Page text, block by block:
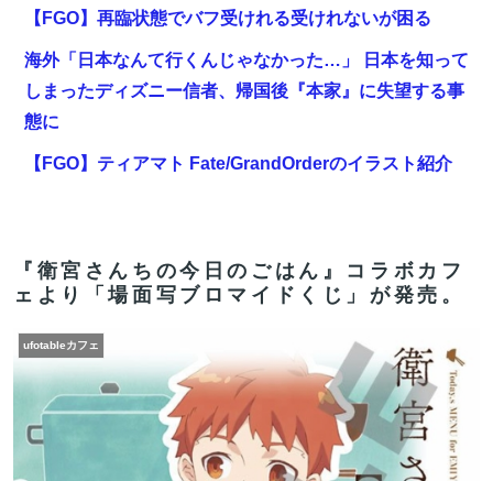
【FGO】再臨状態でバフ受けれる受けれないが困る
海外「日本なんて行くんじゃなかった…」 日本を知って
しまったディズニー信者、帰国後『本家』に失望する事
態に
【FGO】ティアマト Fate/GrandOrderのイラスト紹介
すわ」→お前がクレーマーだと大炎上
【FGO】グランドみんな金フォウいれてるもん？
【動画】競艇選手かわいすぎね？ ←くっそかわいいと
話題にｗｗｗ 【Pickup07092031】
【FGO】グランドみんな金フォウいれてるもん？
【FGO】再臨状態でバフ受けれる受けれないが困る
『衛宮さんちの今日のごはん』コラボカフ
ェより「場面写ブロマイドくじ」が発売。
ufotableカフェ